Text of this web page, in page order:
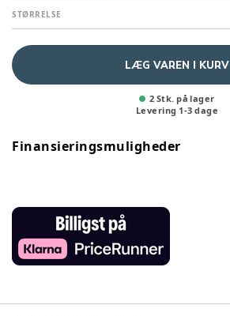
STØRRELSE
LÆG VAREN I KURV
2 Stk. på lager
Levering 1-3 dage
Finansieringsmuligheder